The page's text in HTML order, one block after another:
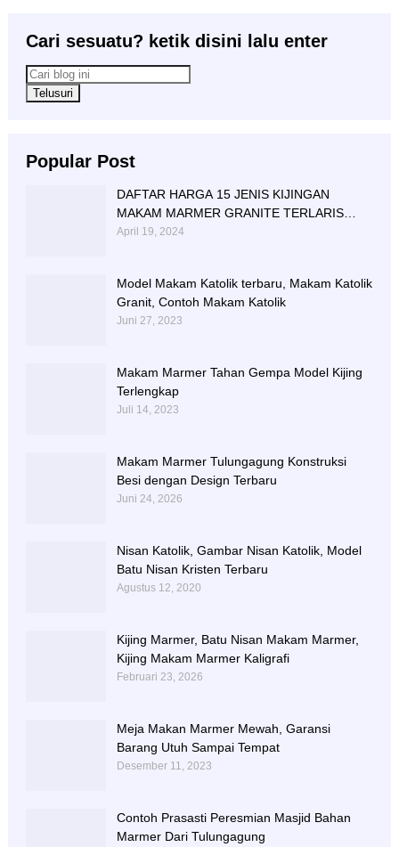
Cari sesuatu? ketik disini lalu enter
Popular Post
DAFTAR HARGA 15 JENIS KIJINGAN
MAKAM MARMER GRANITE TERLARIS
BERIKUT NISAN NYA
April 19, 2024
Model Makam Katolik terbaru, Makam Katolik
Granit, Contoh Makam Katolik
Juni 27, 2023
Makam Marmer Tahan Gempa Model Kijing
Terlengkap
Juli 14, 2023
Makam Marmer Tulungagung Konstruksi
Besi dengan Design Terbaru
Juni 24, 2026
Nisan Katolik, Gambar Nisan Katolik, Model
Batu Nisan Kristen Terbaru
Agustus 12, 2020
Kijing Marmer, Batu Nisan Makam Marmer,
Kijing Makam Marmer Kaligrafi
Februari 23, 2026
Meja Makan Marmer Mewah, Garansi
Barang Utuh Sampai Tempat
Desember 11, 2023
Contoh Prasasti Peresmian Masjid Bahan
Marmer Dari Tulungagung